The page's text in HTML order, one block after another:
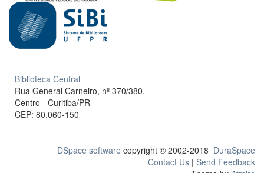
Biblioteca Central
Rua General Carneiro, nº 370/380.
Centro - Curitiba/PR
CEP: 80.060-150
DSpace software copyright © 2002-2018 DuraSpace
Contact Us | Send Feedback